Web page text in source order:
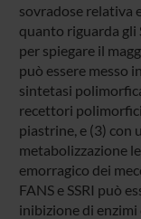
sovradose relativa
quanto riguarda gli
per spiegare il
può essere messo
sintetasi
recettori
piastrine, e (3) con
metabolizzazione
emorragico dei
FANS e SSRI può
inibizione di